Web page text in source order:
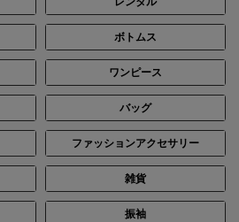
ボトムス
ワンピース
バッグ
ファッションアクセサリー
雑貨
振袖